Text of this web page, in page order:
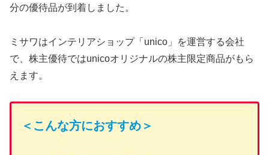
分の優待品が到着しました。
ミサワはインテリアショップ「unico」を運営する会社
で、株主優待ではunicoオリジナルの株主限定商品がもら
えます。
＜こんな方におすすめ＞